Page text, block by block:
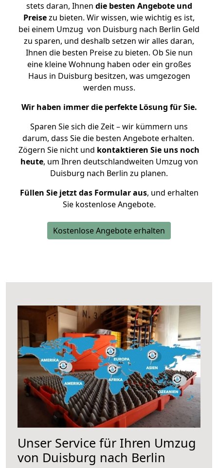
stets daran, Ihnen die besten Angebote und
Preisezu bieten. Wir wissen, wie wichtig es ist,
bei einem Umzug von Duisburg nach Berlin Geld
zu sparen, und deshalb setzen wir alles daran,
Ihnen die besten Preise zu bieten. Ob Sie nun
eine kleine Wohnung haben oder ein großes
Haus in Duisburg besitzen, was umgezogen
werden muss.
Wir haben immer die perfekte Lösung für Sie.
Sparen Sie sich die Zeit – wir kümmern uns
darum, dass Sie die besten Angebote erhalten.
Zögern Sie nicht und kontaktieren Sie uns noch
heute, um Ihren deutschlandweiten Umzug von
Duisburg nach Berlin zu planen.
Füllen Sie jetzt das Formular aus, und erhalten
Sie kostenlose Angebote.
Kostenlose Angebote erhalten
Unser Service für Ihren Umzug
von Duisburg nach Berlin